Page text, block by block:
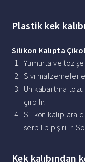
Plastik kek
Silikon Kalıpta
Yumurta ve toz
Sıvı malzemeler
Un kabartma
çırpılır.
Silikon kalıplara
serpilip pişirilir.
Kek kalıbından